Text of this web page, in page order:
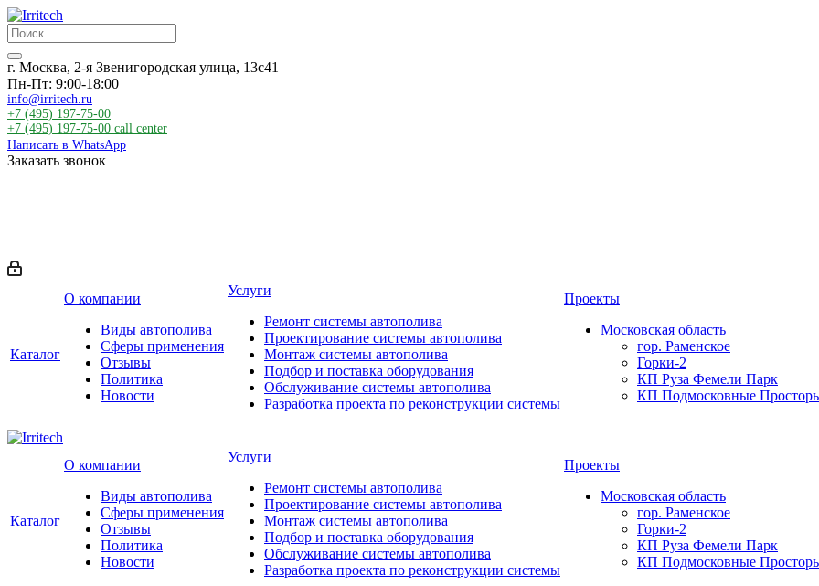
г. Москва, 2-я Звенигородская улица, 13с41
Пн-Пт: 9:00-18:00
info@irritech.ru
+7 (495) 197-75-00
+7 (495) 197-75-00 call center
Написать в WhatsApp
Заказать звонок
Каталог
О компании
Виды автополива
Сферы применения
Отзывы
Политика
Новости
Услуги
Ремонт системы автополива
Проектирование системы автополива
Монтаж системы автополива
Подбор и поставка оборудования
Обслуживание системы автополива
Разработка проекта по реконструкции системы
Проекты
Московская область
гор. Раменское
Горки-2
КП Руза Фемели Парк
КП Подмосковные
Каталог
О компании
Виды автополива
Сферы применения
Отзывы
Политика
Новости
Услуги
Ремонт системы автополива
Проектирование системы автополива
Монтаж системы автополива
Подбор и поставка оборудования
Обслуживание системы автополива
Разработка проекта по реконструкции системы
Проекты
Московская область
гор. Раменское
Горки-2
КП Руза Фемели Парк
КП Подмосковные